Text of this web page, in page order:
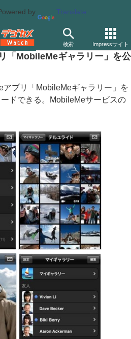
by Translate
検索 Impressサイト
関連 アプリ/ソフトウェア アップ
「MobileMeギャラリー」を公
プリ「MobileMeギャラリー」を
ドできる。MobileMeサービスの